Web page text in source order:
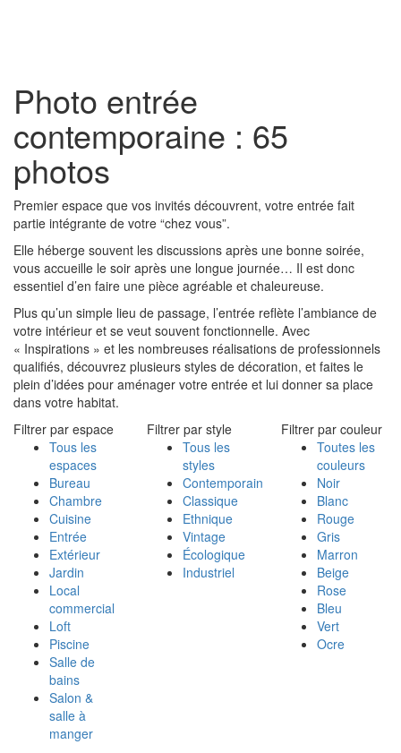
Photo entrée
contemporaine : 65
photos
Premier espace que vos invités découvrent, votre entrée fait
partie intégrante de votre “chez vous”.
Elle héberge souvent les discussions après une bonne soirée,
vous accueille le soir après une longue journée… Il est donc
essentiel d’en faire une pièce agréable et chaleureuse.
Plus qu’un simple lieu de passage, l’entrée reflète l’ambiance de
votre intérieur et se veut souvent fonctionnelle. Avec
« Inspirations » et les nombreuses réalisations de professionnels
qualifiés, découvrez plusieurs styles de décoration, et faites le
plein d’idées pour aménager votre entrée et lui donner sa place
dans votre habitat.
Filtrer par espace
Tous les
espaces
Bureau
Chambre
Cuisine
Entrée
Extérieur
Jardin
Local
commercial
Loft
Piscine
Salle de
bains
Salon &
salle à
manger
Filtrer par style
Tous les
styles
Contemporain
Classique
Ethnique
Vintage
Écologique
Industriel
Filtrer par couleur
Toutes les
couleurs
Noir
Blanc
Rouge
Gris
Marron
Beige
Rose
Bleu
Vert
Ocre